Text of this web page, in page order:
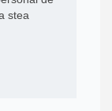
stea